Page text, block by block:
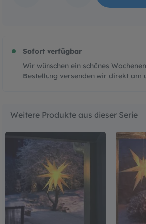
Sofort verfügbar
Wir wünschen ein schönes
Bestellung versenden wir direkt am
Weitere Produkte aus dieser Serie